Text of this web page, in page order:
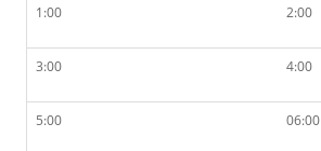
1:00 2:00
3:00 4:00
5:00 06:00